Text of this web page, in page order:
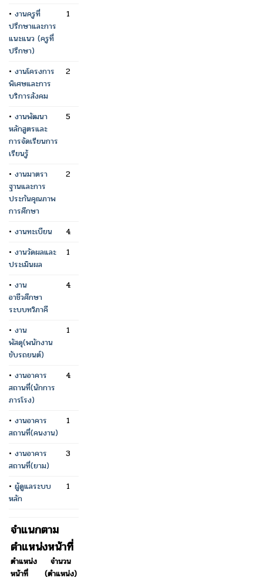
• งานครูที่
ปรึกษาและการ
แนะแนว (ครูที่
ปรึกษา)
1
• งานโครงการ
พิเศษและการ
บริการสังคม
2
• งานพัฒนา
หลักสูตรและ
การจัดเรียนการ
เรียนรู้
5
• งานมาตรา
ฐานและการ
ประกันคุณภาพ
การศึกษา
2
• งานทะเบียน
4
• งานวัดผลและ
ประเมินผล
1
• งาน
อาชีวศึกษา
ระบบทวิภาคี
4
• งาน
พัสดุ(พนักงาน
ขับรถยนต์)
1
• งานอาคาร
สถานที่(นักการ
ภารโรง)
4
• งานอาคาร
สถานที่(คนงาน)
1
• งานอาคาร
สถานที่(ยาม)
3
• ผู้ดูแลระบบ
หลัก
1
จำแนกตาม
ตำแหน่งหน้าที่
ตำแหน่ง
หน้าที่
จำนวน
(ตำแหน่ง)